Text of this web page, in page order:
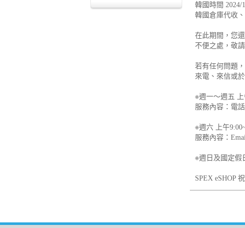
韓國時間 2024/
韓國倉庫代收
在此期間，您
不便之處，敬請
若有任何問題
來電、來信或
※週一～週五 上
服務內容：電
※週六 上午
服務內容：
※週日及國定假
SPEX eSHOP